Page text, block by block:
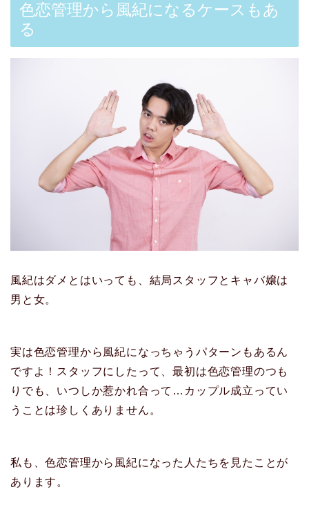
色恋管理から風紀になるケースもあ
る
風紀はダメとはいっても、結局スタッフとキャバ嬢は
男と女。
実は色恋管理から風紀になっちゃうパターンもあるん
ですよ！スタッフにしたって、最初は色恋管理のつも
りでも、いつしか惹かれ合って…カップル成立ってい
うことは珍しくありません。
私も、色恋管理から風紀になった人たちを見たことが
あります。